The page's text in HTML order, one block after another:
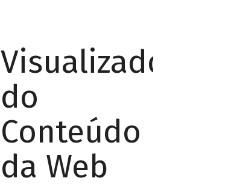
Visualizador
do
Conteúdo
da Web